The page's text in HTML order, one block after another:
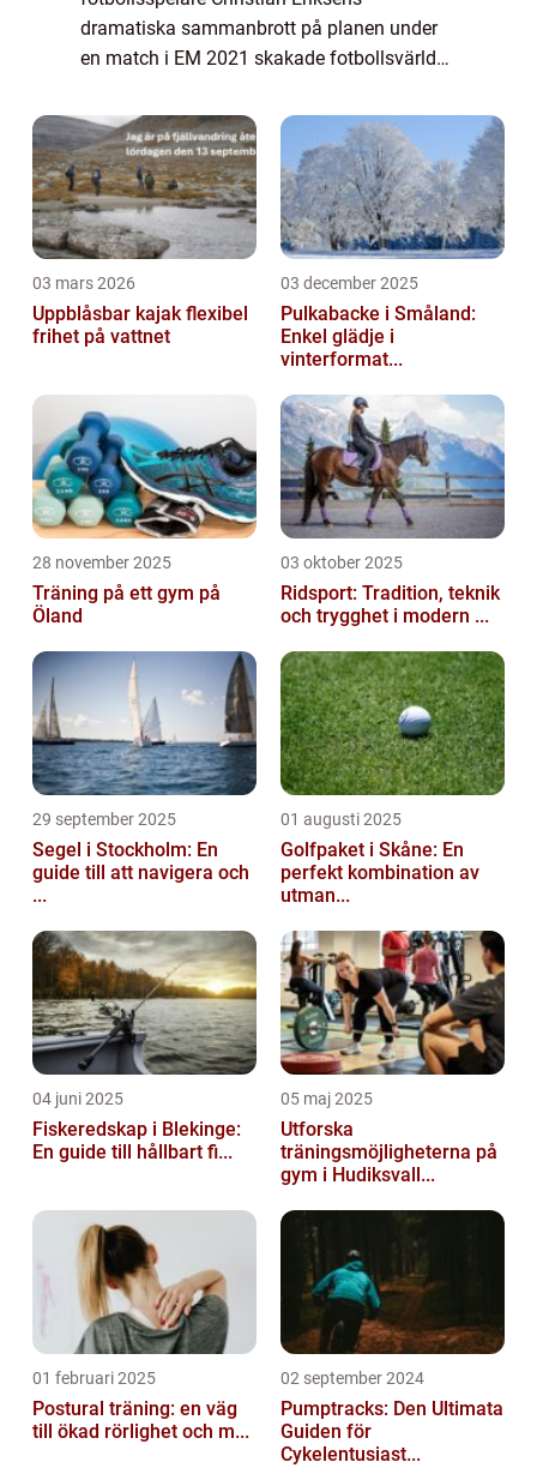
dramatiska sammanbrott på planen under
en match i EM 2021 skakade fotbollsvärlden
och den danska lagets starka enighet. I
denna artikel komme...
03 mars 2026
Uppblåsbar kajak flexibel
frihet på vattnet
03 december 2025
Pulkabacke i Småland:
Enkel glädje i
vinterformat...
28 november 2025
Träning på ett gym på
Öland
03 oktober 2025
Ridsport: Tradition, teknik
och trygghet i modern ...
29 september 2025
Segel i Stockholm: En
guide till att navigera och
...
01 augusti 2025
Golfpaket i Skåne: En
perfekt kombination av
utman...
04 juni 2025
Fiskeredskap i Blekinge:
En guide till hållbart fi...
05 maj 2025
Utforska
träningsmöjligheterna på
gym i Hudiksvall...
01 februari 2025
Postural träning: en väg
till ökad rörlighet och m...
02 september 2024
Pumptracks: Den Ultimata
Guiden för
Cykelentusiast...